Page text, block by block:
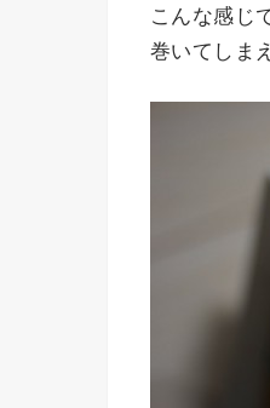
こんな感じ
巻いてしま